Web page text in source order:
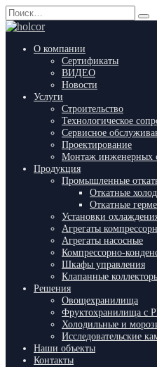
Перейти
к
Search
for:
О компании
Сертификаты
ВИДЕО
Новости
Услуги
Строительство
Технологическое
Сервисное
Проектирование
Монтаж инженерных
Продукция
Промышленные
Откатные
Откатные
Установки
Агрегаты
Агрегаты насосные
Компрессорно-
Шкафы управления
Клапанные
Решения
Овощехранилища
Фруктохранилища с
Холодильные и
Исследовательские
Наши объекты
Контакты